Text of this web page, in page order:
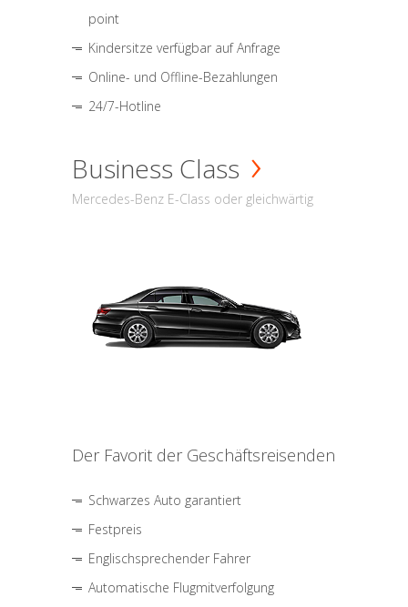
point
Kindersitze verfügbar auf Anfrage
Online- und Offline-Bezahlungen
24/7-Hotline
Business Class
Mercedes-Benz E-Class oder gleichwärtig
Der Favorit der Geschäftsreisenden
Schwarzes Auto garantiert
Festpreis
Englischsprechender Fahrer
Automatische Flugmitverfolgung